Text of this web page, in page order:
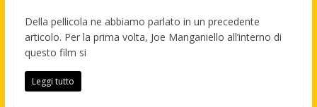
Della pellicola ne abbiamo parlato in un precedente
articolo. Per la prima volta, Joe Manganiello all’interno di
questo film si
Leggi tutto